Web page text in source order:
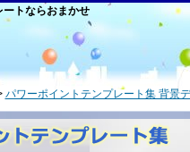
トならおまかせ
パワーポイントテンプレート集 背景